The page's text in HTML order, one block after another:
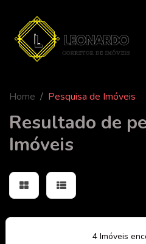
Home Pesquisa de Imóveis
Resultado de
Imóveis
4 Imóveis